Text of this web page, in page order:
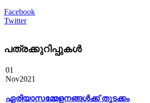
Facebook
Twitter
പത്രക്കുറിപ്പുകള്‍
01
Nov2021
ഏരിയാസമ്മേളനങ്ങൾക്ക് തുടക്കം